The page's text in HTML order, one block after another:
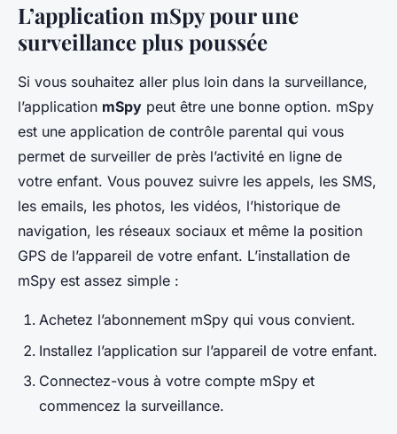
L’application mSpy pour une
surveillance plus poussée
Si vous souhaitez aller plus loin dans la surveillance,
l’application mSpy peut être une bonne option. mSpy
est une application de contrôle parental qui vous
permet de surveiller de près l’activité en ligne de
votre enfant. Vous pouvez suivre les appels, les SMS,
les emails, les photos, les vidéos, l’historique de
navigation, les réseaux sociaux et même la position
GPS de l’appareil de votre enfant. L’installation de
mSpy est assez simple :
Achetez l’abonnement mSpy qui vous convient.
Installez l’application sur l’appareil de votre enfant.
Connectez-vous à votre compte mSpy et
commencez la surveillance.